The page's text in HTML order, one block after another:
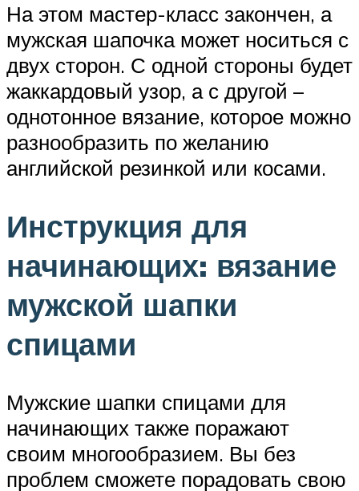
На этом мастер-класс закончен, а
мужская шапочка может носиться с
двух сторон. С одной стороны будет
жаккардовый узор, а с другой –
однотонное вязание, которое можно
разнообразить по желанию
английской резинкой или косами.
Инструкция для
начинающих: вязание
мужской шапки
спицами
Мужские шапки спицами для
начинающих также поражают
своим многообразием. Вы без
проблем сможете порадовать свою